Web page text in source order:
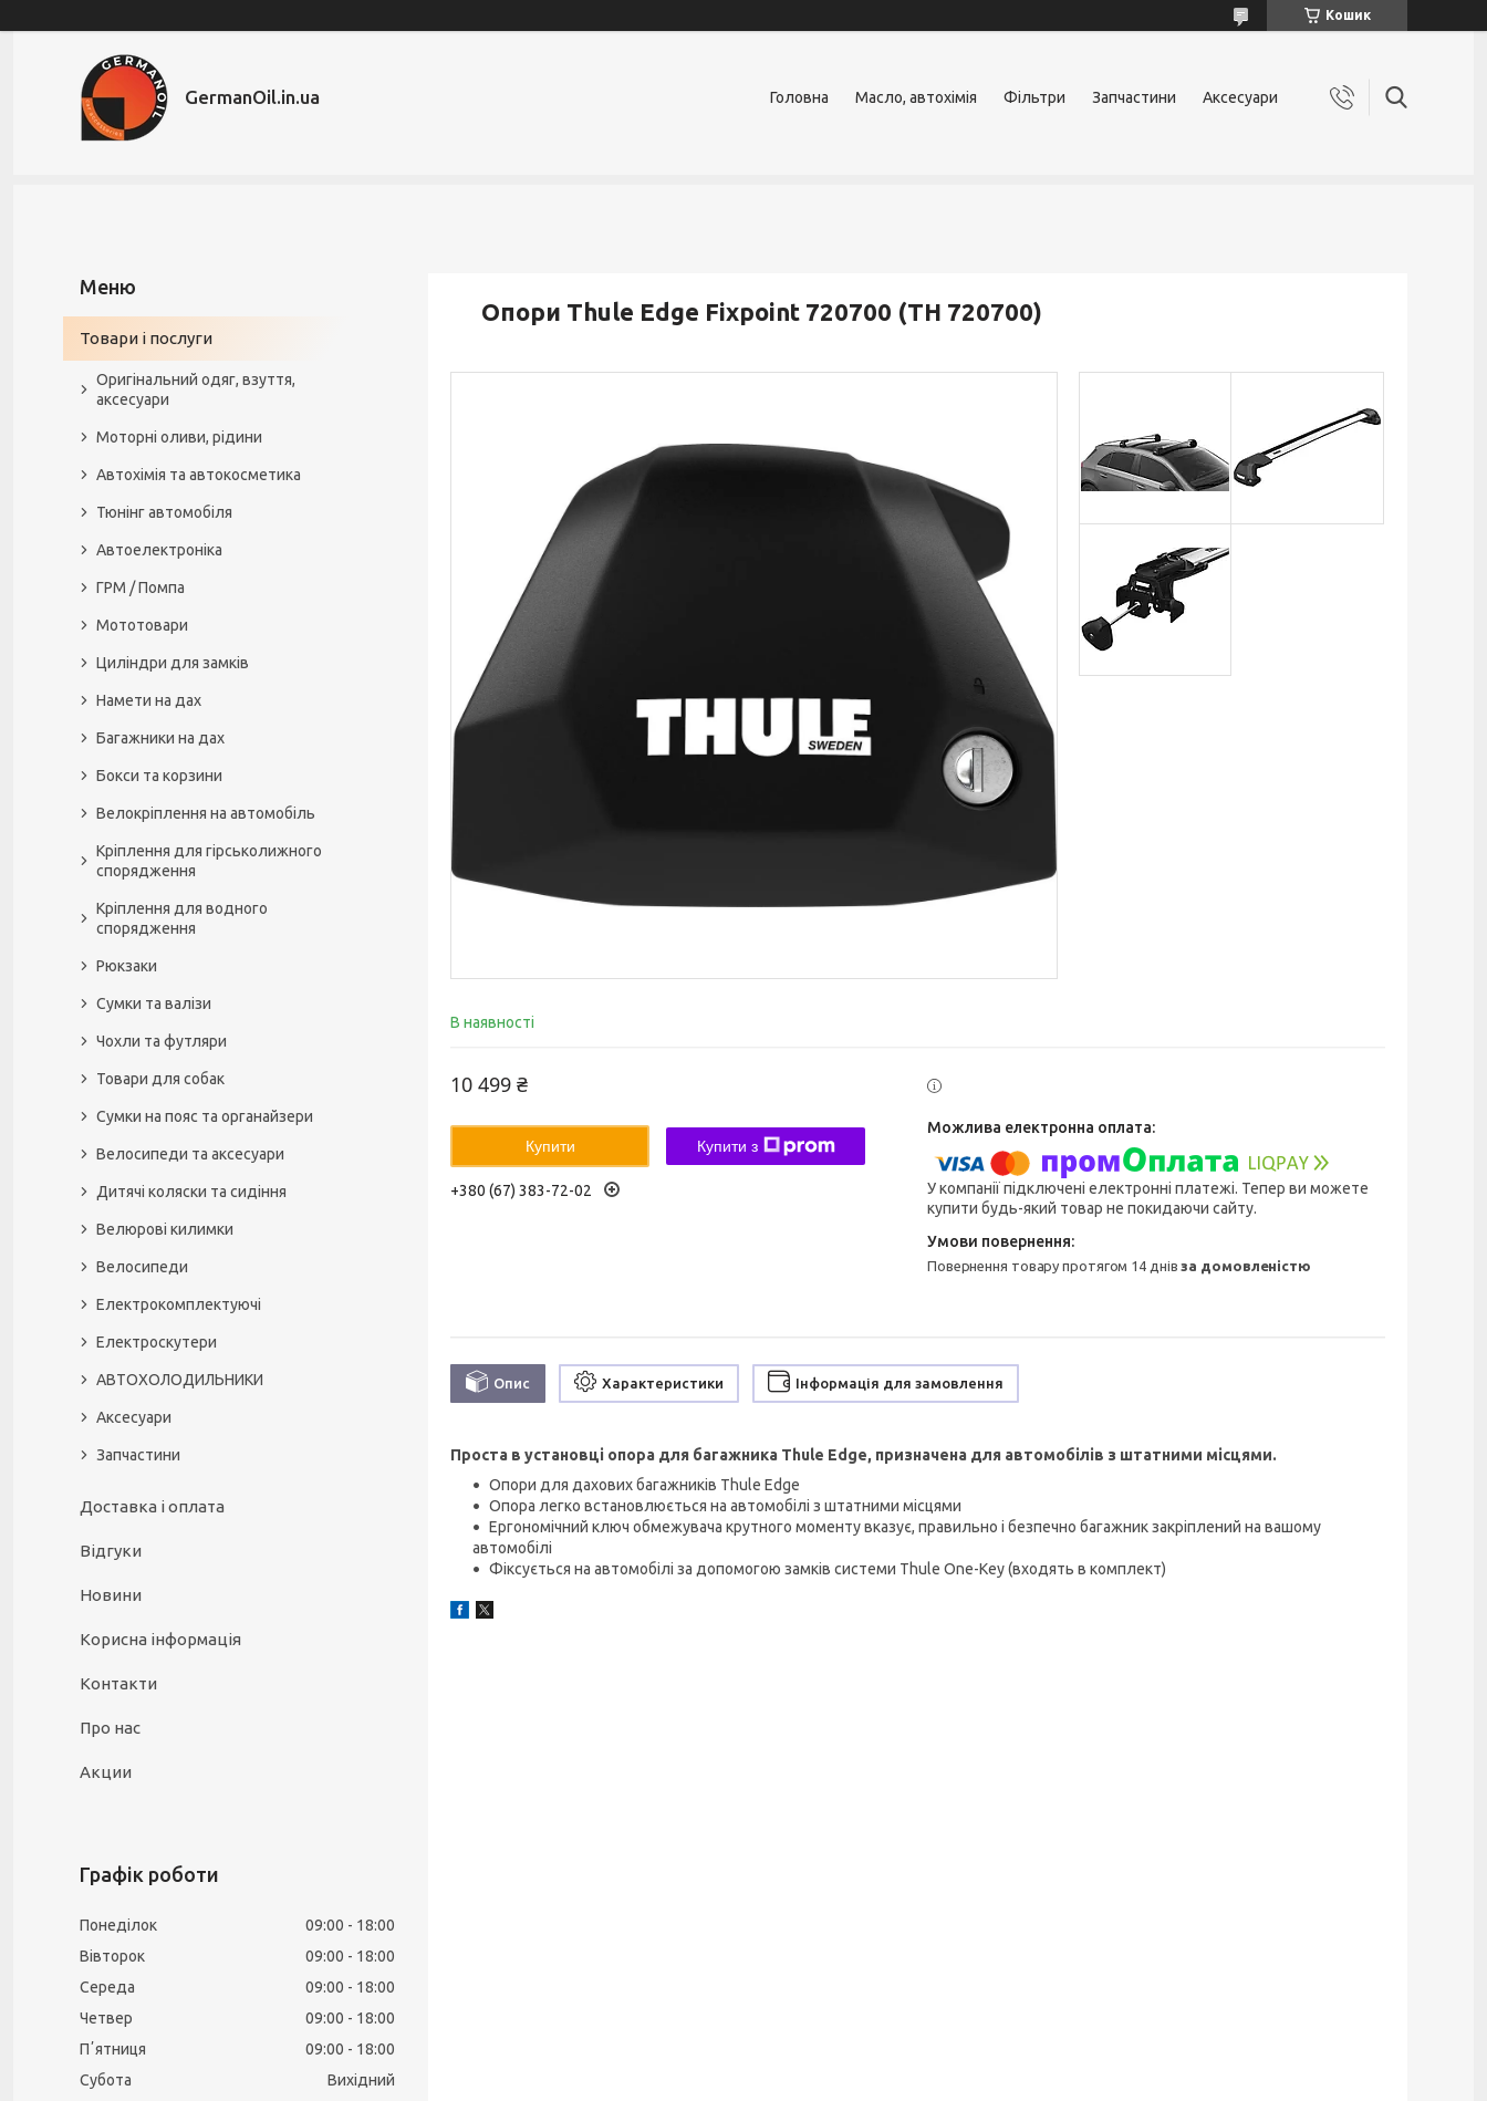
Кошик
GermanOil.in.ua Головна Масло, автохімія Фільтри Запчастини Аксесуари
Опори Thule Edge Fixpoint 720700 (TH 720700)
В наявності
10 499 ₴
Купити Купити з
+380 (67) 383-72-02
У компанії підключені електронні платежі. Тепер ви можете
купити будь-який товар не покидаючи сайту.
повернення товару протягом 14 днівза домовленістю
Опис Характеристики Інформація для замовлення
Проста в установці опора для багажника Thule Edge, призначена для автомобілів з штатними місцями.
Опори для дахових багажників Thule Edge
Опора легко встановлюється на автомобілі з штатними місцями
Ергономічний ключ обмежувача крутного моменту вказує, правильно і безпечно багажник закріплений на вашому
автомобілі
Фіксується на автомобілі за допомогою замків системи Thule One-Key (входять в комплект)
Товари і послуги
Оригінальний одяг, взуття,
аксесуари
Моторні оливи, рідини
Автохімія та автокосметика
Тюнінг автомобіля
Автоелектроніка
ГРМ / Помпа
Мототовари
Циліндри для замків
Намети на дах
Багажники на дах
Бокси та корзини
Велокріплення на автомобіль
Кріплення для гірськолижного
спорядження
Кріплення для водного
спорядження
Рюкзаки
Сумки та валізи
Чохли та футляри
Товари для собак
Сумки на пояс та органайзери
Велосипеди та аксесуари
Дитячі коляски та сидіння
Велюрові килимки
Велосипеди
Електрокомплектуючі
Електроскутери
АВТОХОЛОДИЛЬНИКИ
Аксесуари
Запчастини
Доставка і оплата
Відгуки
Новини
Корисна інформація
Контакти
Про нас
Акции
Графік роботи
Понеділок 09:00
18:00
Вівторок
09:00
18:00
Середа
09:00
18:00
Четвер
09:00
18:00
Пʼятниця
09:00
18:00
Субота
Вихідний